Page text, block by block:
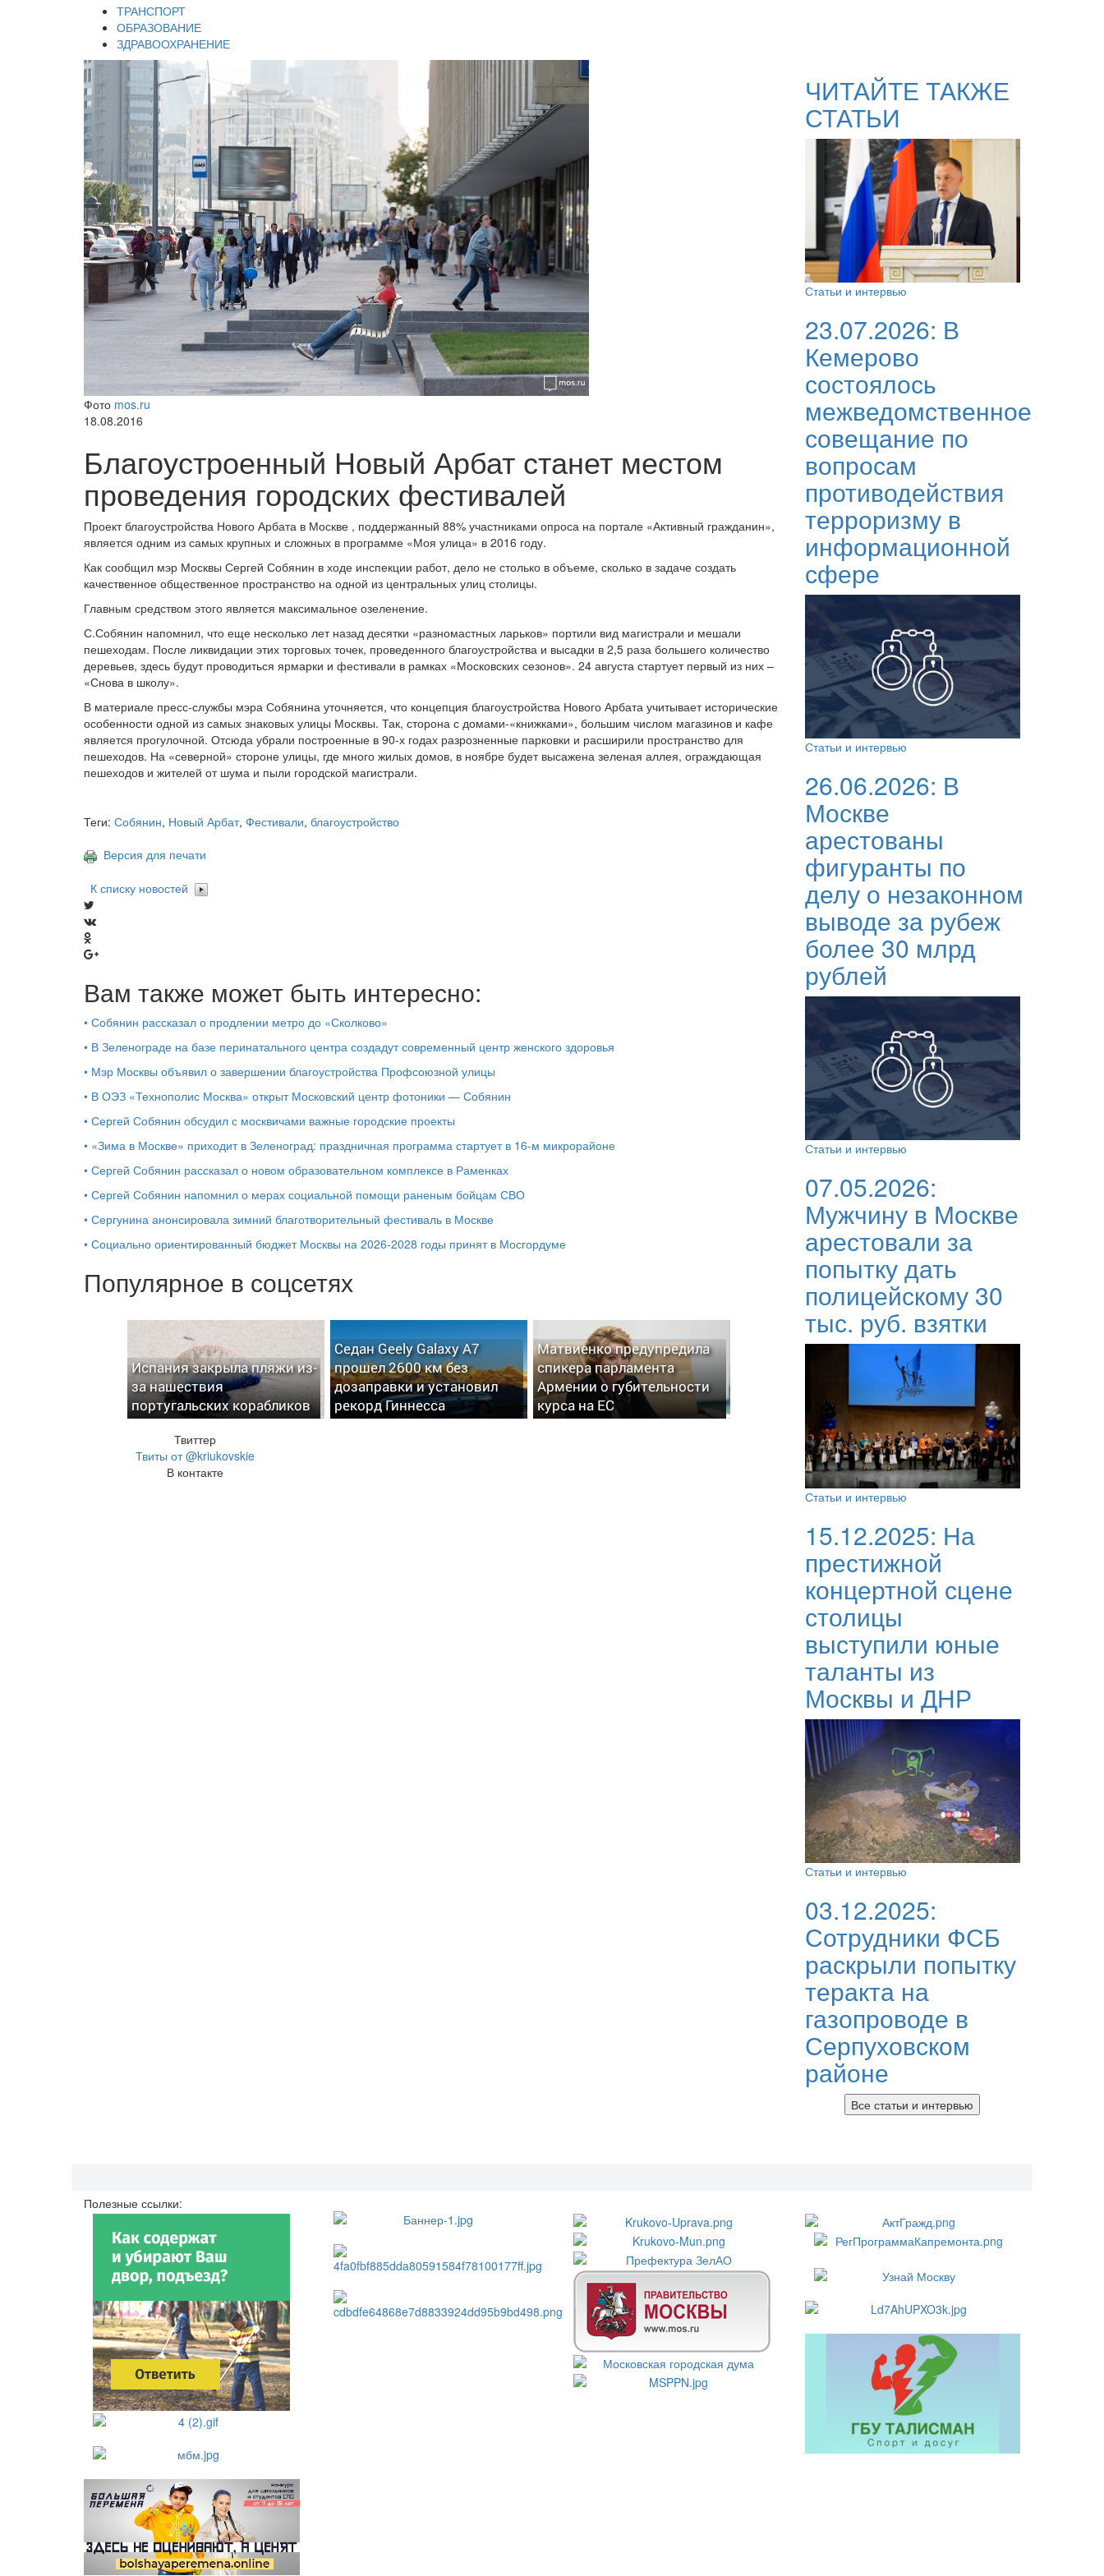
ТРАНСПОРТ
ОБРАЗОВАНИЕ
ЗДРАВООХРАНЕНИЕ
Фото mos.ru
18.08.2016
Благоустроенный Новый Арбат станет местом
проведения городских фестивалей
Проект благоустройства Нового Арбата в Москве , поддержанный 88% участниками опроса на портале «Активный гражданин»,
является одним из самых крупных и сложных в программе «Моя улица» в 2016 году.
Как сообщил мэр Москвы Сергей Собянин в ходе инспекции работ, дело не столько в объеме, сколько в задаче создать
качественное общественное пространство на одной из центральных улиц столицы.
Главным средством этого является максимальное озеленение.
С.Собянин напомнил, что еще несколько лет назад десятки «разномастных ларьков» портили вид магистрали и мешали
пешеходам. После ликвидации этих торговых точек, проведенного благоустройства и высадки в 2,5 раза большего количество
деревьев, здесь будут проводиться ярмарки и фестивали в рамках «Московских сезонов». 24 августа стартует первый из них –
«Снова в школу».
В материале пресс-службы мэра Собянина уточняется, что концепция благоустройства Нового Арбата учитывает исторические
особенности одной из самых знаковых улицы Москвы. Так, сторона с домами-«книжками», большим числом магазинов и кафе
является прогулочной. Отсюда убрали построенные в 90-х годах разрозненные парковки и расширили пространство для
пешеходов. На «северной» стороне улицы, где много жилых домов, в ноябре будет высажена зеленая аллея, ограждающая
пешеходов и жителей от шума и пыли городской магистрали.
Теги: Собянин, Новый Арбат, Фестивали, благоустройство
Версия для печати
К списку новостей
Вам также может быть интересно:
• Собянин рассказал о продлении метро до «Сколково»
• В Зеленограде на базе перинатального центра создадут современный центр женского здоровья
• Мэр Москвы объявил о завершении благоустройства Профсоюзной улицы
• В ОЭЗ «Технополис Москва» открыт Московский центр фотоники — Собянин
• Сергей Собянин обсудил с москвичами важные городские проекты
• «Зима в Москве» приходит в Зеленоград: праздничная программа стартует в 16‑м микрорайоне
• Сергей Собянин рассказал о новом образовательном комплексе в Раменках
• Сергей Собянин напомнил о мерах социальной помощи раненым бойцам СВО
• Сергунина анонсировала зимний благотворительный фестиваль в Москве
• Социально ориентированный бюджет Москвы на 2026-2028 годы принят в Мосгордуме
Популярное в соцсетях
Испания закрыла пляжи из-
за нашествия
португальских корабликов
Седан Geely Galaxy A7
прошел 2600 км без
дозаправки и установил
рекорд Гиннесса
Матвиенко предупредила
спикера парламента
Армении о губительности
курса на ЕС
Твиттер
Твиты от @kriukovskie
В контакте
ЧИТАЙТЕ ТАКЖЕ
СТАТЬИ
Статьи и интервью
23.07.2026: В
Кемерово
состоялось
межведомственное
совещание по
вопросам
противодействия
терроризму в
информационной
сфере
Статьи и интервью
26.06.2026: В
Москве
арестованы
фигуранты по
делу о незаконном
выводе за рубеж
более 30 млрд
рублей
Статьи и интервью
07.05.2026:
Мужчину в Москве
арестовали за
попытку дать
полицейскому 30
тыс. руб. взятки
Статьи и интервью
15.12.2025: На
престижной
концертной сцене
столицы
выступили юные
таланты из
Москвы и ДНР
Статьи и интервью
03.12.2025:
Сотрудники ФСБ
раскрыли попытку
теракта на
газопроводе в
Серпуховском
районе
Все статьи и интервью
Полезные ссылки: